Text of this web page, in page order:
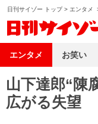
日刊サイゾー トップ> エンタメ
山下達郎“陳
広がる失望
エンタメ お笑い